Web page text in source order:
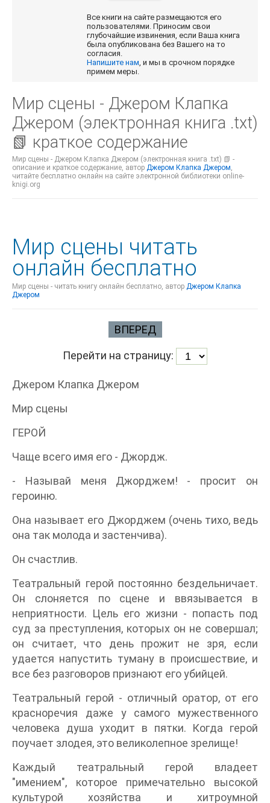
Все книги на сайте размещаются его
пользователями. Приносим свои
глубочайшие извинения, если Ваша книга
была опубликована без Вашего на то
согласия.
Напишите нам, и мы в срочном порядке
примем меры.
Мир сцены - Джером Клапка
Джером (электронная книга .txt)
📗 краткое содержание
Мир сцены - Джером Клапка Джером (электронная книга .txt) 📗 -
описание и краткое содержание, автор Джером Клапка Джером,
читайте бесплатно онлайн на сайте электронной библиотеки online-
knigi.org
Мир сцены читать
онлайн бесплатно
Мир сцены - читать книгу онлайн бесплатно, автор Джером Клапка
Джером
ВПЕРЕД
Перейти на страницу:
Джером Клапка Джером
Мир сцены
ГЕРОЙ
Чаще всего имя его - Джордж.
- Называй меня Джорджем! - просит он
героиню.
Она называет его Джорджем (очень тихо, ведь
она так молода и застенчива).
Он счастлив.
Театральный герой постоянно бездельничает.
Он слоняется по сцене и ввязывается в
неприятности. Цель его жизни - попасть под
суд за преступления, которых он не совершал;
он считает, что день прожит не зря, если
удается напустить туману в происшествие, и
все без разговоров признают его убийцей.
Театральный герой - отличный оратор, от его
красноречия даже у самого мужественного
человека душа уходит в пятки. Когда герой
поучает злодея, это великолепное зрелище!
Каждый театральный герой владеет
"имением", которое примечательно высокой
культурой хозяйства и хитроумной